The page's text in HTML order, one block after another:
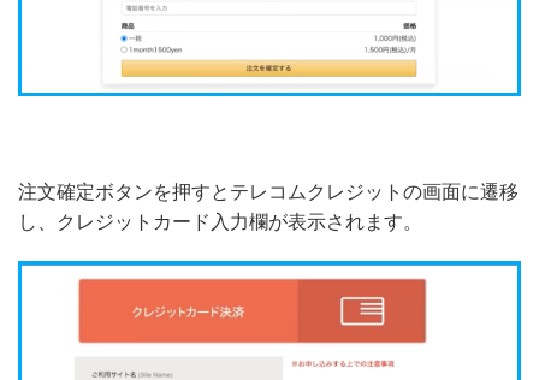
注文確定ボタンを押すとテレコムクレジットの画面に遷移
し、クレジットカード入力欄が表示されます。